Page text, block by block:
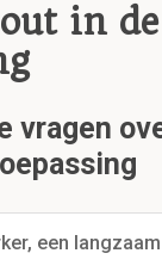
in de
vragen
een